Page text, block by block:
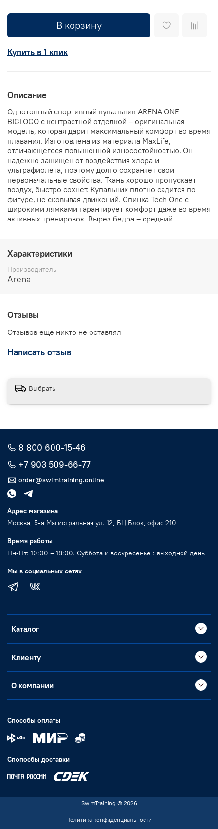
В корзину
Купить в 1 клик
Описание
Однотонный спортивный купальник ARENA ONE
BIGLOGO с контрастной отделкой – оригинальная
модель, которая дарит максимальный комфорт во время
плавания. Изготовлена из материала MaxLife,
отличающегося повышенной износостойкостью. Он
надежно защищен от воздействия хлора и
ультрафиолета, поэтому долго сохраняет свои
первоначальные свойства. Ткань хорошо пропускает
воздух, быстро сохнет. Купальник плотно садится по
фигуре, не сковывая движений. Спинка Tech One с
широкими лямками гарантирует комфорт даже во время
активных тренировок. Вырез бедра – средний.
Характеристики
Производитель
Arena
Отзывы
Отзывов еще никто не оставлял
Написать отзыв
Выбрать
8 800 600-15-46
+7 903 509-66-77
order@swimtraining.online
Адрес магазина
Москва, 5-я Магистральная ул. 12, БЦ Блок, офис 210
Время работы
Пн-Пт: 10:00 – 18:00. Суббота и воскресенье : выходной день
Мы в социальных сетях
Каталог
Клиенту
О компании
Способы оплаты
Спопосбы доставки
SwimTraining © 2026
Политика конфиденциальности